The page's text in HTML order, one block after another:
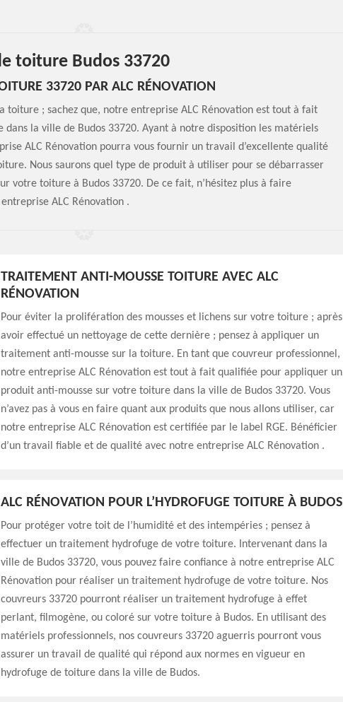
toiture Budos 33720
33720 PAR ALC RÉNOVATION
toiture ; sachez que, notre entreprise ALC Rénovation est tout à fait
la ville de Budos 33720. Ayant à notre disposition les matériels
ALC Rénovation pourra vous fournir un travail d’excellente qualité
Nous saurons quel type de produit à utiliser pour se débarrasser
votre toiture à Budos 33720. De ce fait, n’hésitez plus à faire
ALC Rénovation .
TRAITEMENT ANTI-MOUSSE TOITURE AVEC ALC
RÉNOVATION
Pour éviter la prolifération des mousses et lichens sur votre toiture ; après
avoir effectué un nettoyage de cette dernière ; pensez à appliquer un
traitement anti-mousse sur la toiture. En tant que couvreur professionnel,
notre entreprise ALC Rénovation est tout à fait qualifiée pour appliquer un
produit anti-mousse sur votre toiture dans la ville de Budos 33720. Vous
n’avez pas à vous en faire quant aux produits que nous allons utiliser, car
notre entreprise ALC Rénovation est certifiée par le label RGE. Bénéficier
d’un travail fiable et de qualité avec notre entreprise ALC Rénovation .
ALC RÉNOVATION POUR L’HYDROFUGE TOITURE À BUDOS
Pour protéger votre toit de l’humidité et des intempéries ; pensez à
effectuer un traitement hydrofuge de votre toiture. Intervenant dans la
ville de Budos 33720, vous pouvez faire confiance à notre entreprise ALC
Rénovation pour réaliser un traitement hydrofuge de votre toiture. Nos
couvreurs 33720 pourront réaliser un traitement hydrofuge à effet
perlant, filmogène, ou coloré sur votre toiture à Budos. En utilisant des
matériels professionnels, nos couvreurs 33720 aguerris pourront vous
assurer un travail de qualité qui répond aux normes en vigueur en
hydrofuge de toiture dans la ville de Budos.